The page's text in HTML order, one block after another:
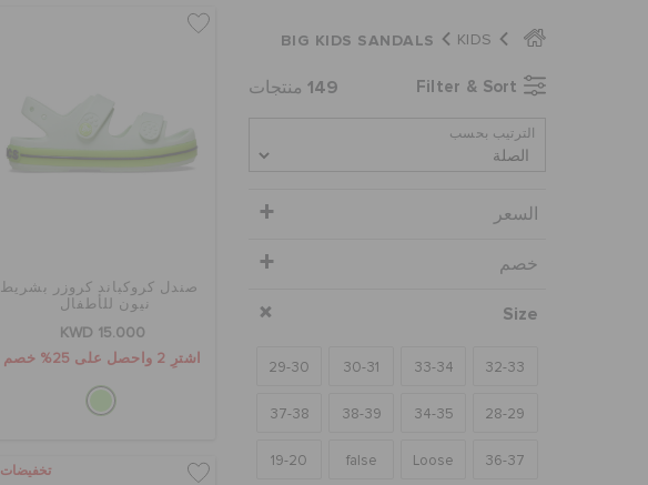
KIDS
BIG KIDS SANDALS
Filter & Sort
149 منتجات
الترتيب بحسب
السعر
خصم
Size
32-33
33-34
30-31
29-30
28-29
34-35
38-39
37-38
36-37
Loose
false
19-20
صندل كروكباند كروزر بشريط
نيون للأطفال
KWD 15.000
اشترِ 2 واحصل على 25% خصم
تخفيضات